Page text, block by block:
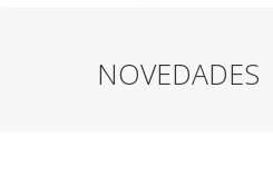
NOVEDADES